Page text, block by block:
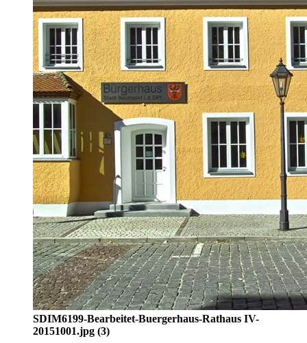
SDIM6199-Bearbeitet-Buergerhaus-Rathaus IV-
20151001.jpg (3)